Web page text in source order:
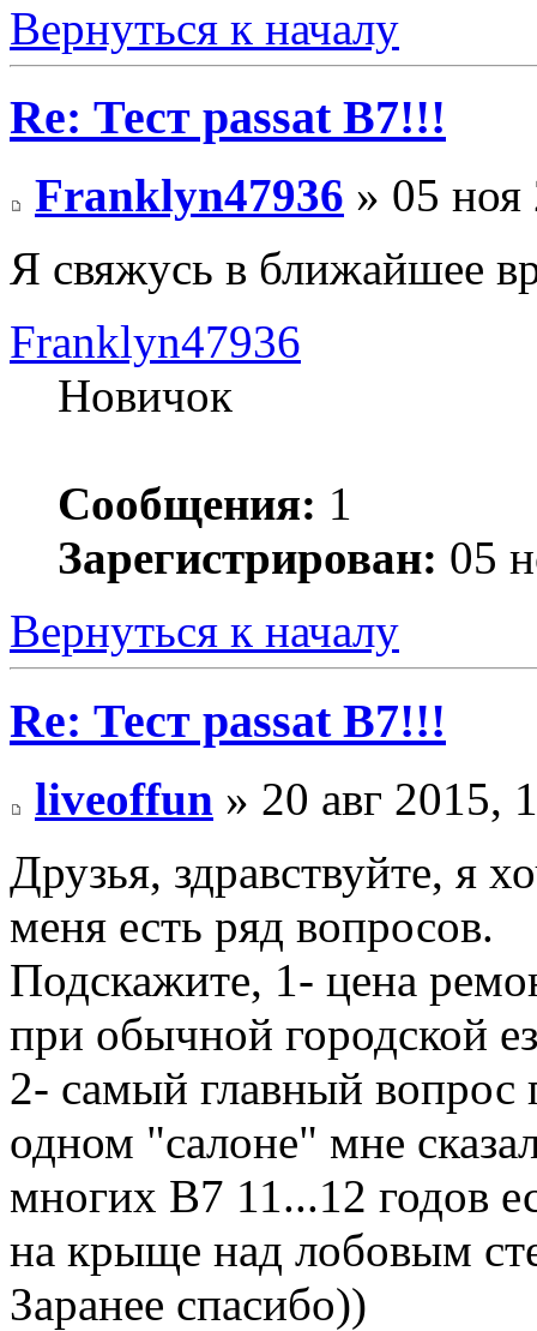
Вернуться к началу
Re: Тест passat B7!!!
Franklyn47936 » 05
Я свяжусь в ближайшее
Franklyn47936
Новичок
Сообщения: 1
Зарегистрирован: 05
Вернуться к началу
Re: Тест passat B7!!!
liveoffun » 20 авг 2015,
Друзья, здравствуйте, я
меня есть ряд вопросов.
Подскажите, 1- цена
при обычной городской
2- самый главный
одном "салоне" мне
многих В7 11...12 годов
на крыще над лобовым
Заранее спасибо))